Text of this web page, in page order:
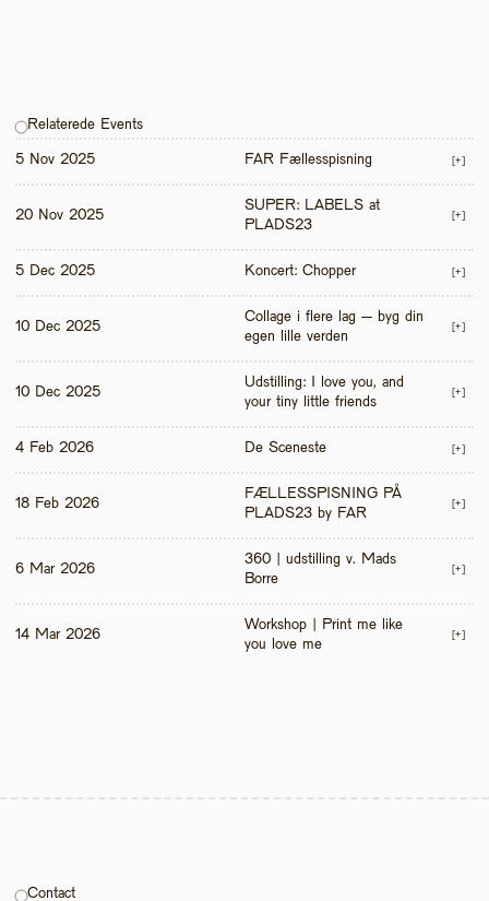
Relaterede Events
5 Nov 2025 FAR Fællesspisning [+]
20 Nov 2025
SUPER: LABELS at
PLADS23
[+]
5 Dec 2025 Koncert: Chopper [+]
10 Dec 2025
Collage i flere lag – byg din
egen lille verden
[+]
10 Dec 2025
Udstilling: I love you, and
your tiny little friends
[+]
4 Feb 2026 De Sceneste [+]
18 Feb 2026
FÆLLESSPISNING PÅ
PLADS23 by FAR
[+]
6 Mar 2026
360 | udstilling v. Mads
Borre
[+]
14 Mar 2026
Workshop | Print me like
you love me
[+]
Contact